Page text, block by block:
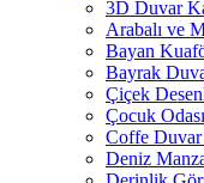
3D Duvar
Arabalı ve
Bayan
Bayrak
Çiçek
Çocuk
Coffe Duvar
Deniz